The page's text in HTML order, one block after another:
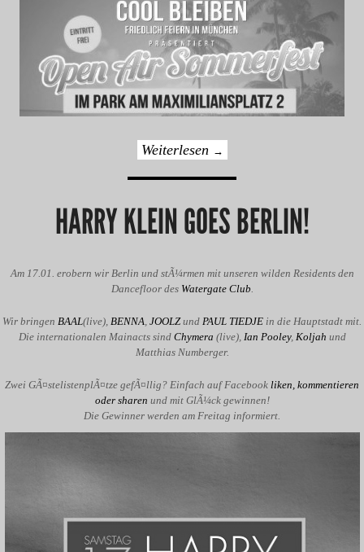
Weiterlesen →
HARRY KLEIN GOES BERLIN!
Am 17.01. erobern wir Berlin und stÃ¼rmen mit unseren wilden Residents den
Dancefloor des Watergate Club
Wir bringen BAAL(live), BENNA JOOLZund PAUL TIEDJE in die Hauptstadt mit.
Die internationalen Mainacts sind Chymera (live), Ian Pooley, Koljah und
Matthias Numberger.
Zwei GÃ¤stelistenplÃ¤tze gefÃ¤llig? Einfach auf Facebook liken, kommentieren
oder sharen und mit GlÃ¼ck gewinnen!
Die Gewinner werden am Freitag informiert.